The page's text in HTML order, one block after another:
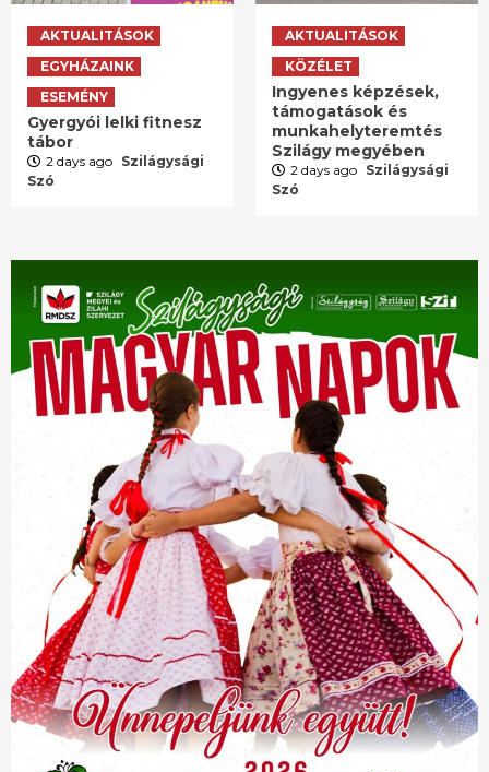
AKTUALITÁSOK
EGYHÁZAINK
ESEMÉNY
Gyergyói lelki fitnesz
tábor
2 days ago Szilágysági
Szó
AKTUALITÁSOK
KÖZÉLET
Ingyenes képzések,
támogatások és
munkahelyteremtés
Szilágy megyében
2 days ago Szilágysági
Szó